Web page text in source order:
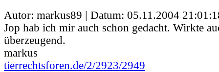
Autor: markus89 | Datum: 05.11.2004
Jop hab ich mir auch schon gedacht. Wirkte
überzeugend.
markus
tierrechtsforen.de/2/2923/2949